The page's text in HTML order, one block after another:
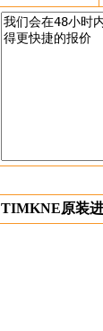
TIMKNE原装